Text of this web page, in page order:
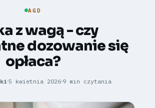
AGD
z wagą - czy
dozowanie się
opłaca?
5 kwietnia 2026 9 min czytania